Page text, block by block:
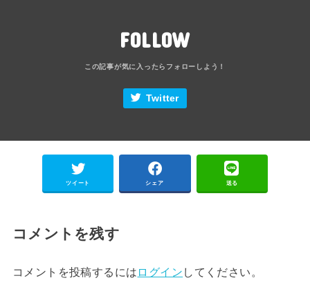
FOLLOW
Twitter
ツイート シェア 送る
コメントを残す
コメントを投稿するには ログイン してください。